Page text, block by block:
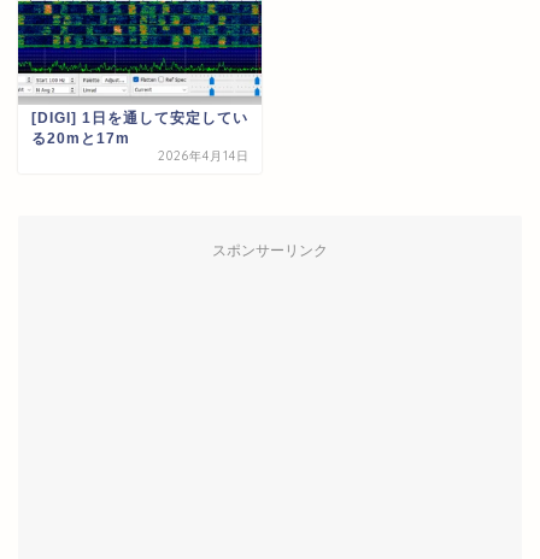
[DIGI] 1日を通して安定してい
る20mと17m
2026年4月14日
スポンサーリンク